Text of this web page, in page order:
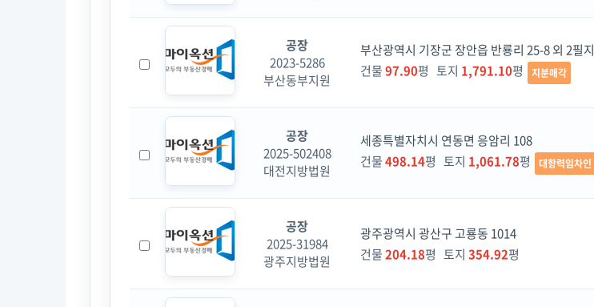
공장
2023-5286
부산동부지원
부산광역시 기장군 장안읍 반룡리 25-8 외 2필지
건물97.90평 토지 1,791.10평 지분매각
공장
2025-502408
대전지방법원
세종특별자치시 연동면 응암리 108
건물498.14평 토지 1,061.78평 대항력임차인
공장
2025-31984
광주지방법원
광주광역시 광산구 고룡동 1014
건물204.18평 토지 354.92평